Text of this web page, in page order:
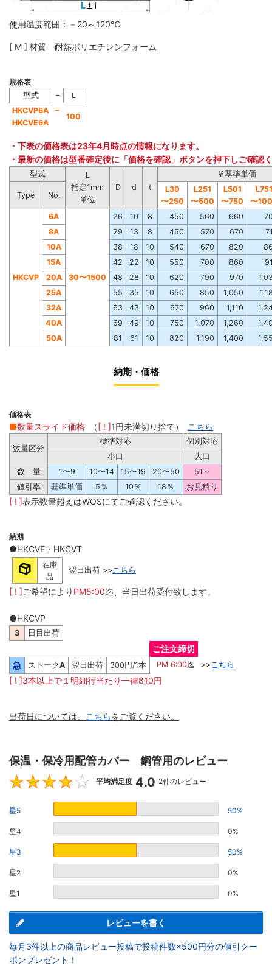
使用温度範囲：－20～120℃
[ M ] 材質 耐熱ポリエチレンフォーム
規格表
型式
−
L
HKCVP6A
HKCVE6A
−
100
・下表の価格表は23年4月時点の情報になります。
・最新の価格は型番確定後に「価格を確認」ボタンを押下しご確認
型式
L
指定1mm
単位
D d t
￥基準単価
Type No.
L30
〜250
L251
〜500
L501
〜750
L751
〜
HKCVP
6A
30〜1500
26 10 8 450 560 660
8A
29 13 8 450 570 670
10A
38 18 10 540 670 820
15A
42 22 10 550 700 860
20A
48 28 10 620 790 970
25A
55 35 10 650 850 1,050
32A
63 43 10 670 960 1,110
40A
69 49 10 750 1,070 1,260
50A
81 61 10 820 1,190 1,400
納期・価格
価格表
■数量スライド価格 （[ ! ]1円未満切り捨て） こちら
数量区分
標準対応
個別対応
小口
大口
数 量
1〜9 10〜14 15〜19 20〜50
51～
値引率
基準単価 5％ 10％ 18％ お見積り
[ ! ]表示数量超えはWOSにてご確認ください。
納期
●HKCVE・HKCVT
在庫
品
翌日出荷 >>こちら
[ ! ]ご希望により PM5:00迄、当日出荷受付致します。
●HKCVP
3 日目出荷
ご注文締切
急
ストークA 翌日出荷 300円/1本 PM 6:00迄 >>こちら
[ ! ]3本以上で１明細行当たり一律810円
出荷日については、 こちらをご覧ください。
保温・保冷用配管カバー 鋼管用のレビュー
4
平均満足度 4.0 2件のレビュー
星5 50%
星4 0%
星3 50%
星2 0%
星1 0%
レビューを書く
毎月3件以上の商品レビュー投稿で投稿件数×500円分の値引クー
ポンプレゼント！